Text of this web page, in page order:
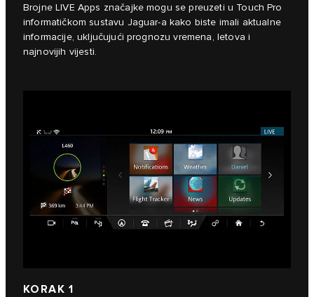
Brojne LIVE Apps značajke mogu se preuzeti u Touch Pro
informatičkom sustavu Jaguar-a kako biste imali aktualne
informacije, uključujući prognozu vremena, letova i
najnovijih vijesti.
KORAK 1